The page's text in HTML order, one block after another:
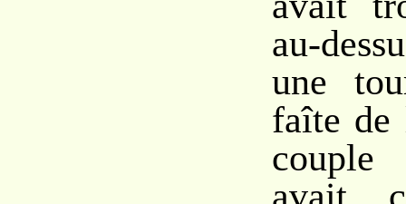
au-
une
faîte de
couple